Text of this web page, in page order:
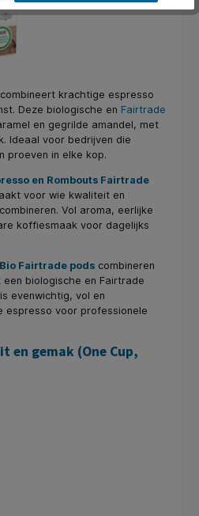
combineert krachtige espresso
Deze biologische en Fairtrade
en gegrilde amandel, met
Ideaal voor bedrijven die
proeven in elke kop.
en Rombouts Fairtrade
voor wie kwaliteit en
Vol aroma, eerlijke
koffiesmaak voor dagelijks
Fairtrade pods combineren
biologische en Fairtrade
evenwichtig, vol en
espresso voor professionele
en gemak (One Cup,